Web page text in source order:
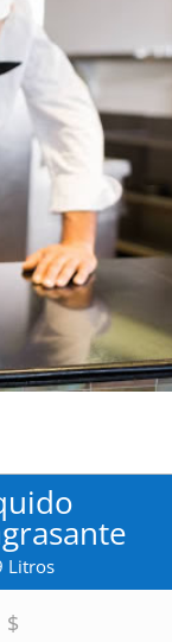
Litros
$